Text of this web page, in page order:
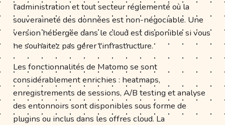
l'administration et tout secteur réglementé où la
souveraineté des données est non-négociable. Une
version hébergée dans le cloud est disponible si vous
ne souhaitez pas gérer l'infrastructure.
Les fonctionnalités de Matomo se sont
considérablement enrichies : heatmaps,
enregistrements de sessions, A/B testing et analyse
des entonnoirs sont disponibles sous forme de
plugins ou inclus dans les offres cloud. La